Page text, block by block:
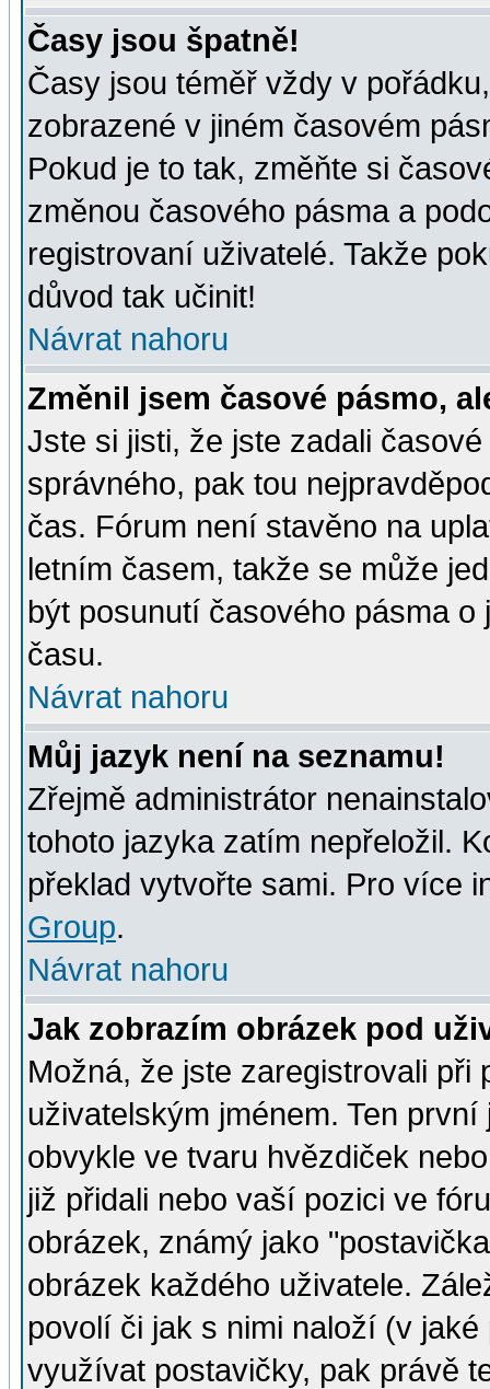
Časy jsou špatně!
Časy jsou téměř vždy v
zobrazené v jiném časovém
Pokud je to tak, změňte si
změnou časového pásma a
registrovaní uživatelé. Takže
důvod tak učinit!
Návrat nahoru
Změnil jsem časové pásmo,
Jste si jisti, že jste zadali
správného, pak tou
čas. Fórum není stavěno na
letním časem, takže se může
být posunutí časového pásma
času.
Návrat nahoru
Můj jazyk není na seznamu!
Zřejmě administrátor
tohoto jazyka zatím nepřeložil.
překlad vytvořte sami. Pro více
Group.
Návrat nahoru
Jak zobrazím obrázek pod
Možná, že jste zaregistrovali
uživatelským jménem. Ten
obvykle ve tvaru hvězdiček
již přidali nebo vaší pozici ve
obrázek, známý jako
obrázek každého uživatele.
povolí či jak s nimi naloží (v
využívat postavičky, pak právě